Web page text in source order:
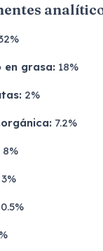
en grasa: 18%
2%
7.2%
8%
3%
0.5%